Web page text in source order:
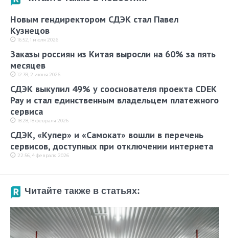
Новым гендиректором СДЭК стал Павел
Кузнецов
16:52, 1 июля 2026
Заказы россиян из Китая выросли на 60% за пять
месяцев
12:39, 2 июня 2026
СДЭК выкупил 49% у сооснователя проекта CDEK
Pay и стал единственным владельцем платежного
сервиса
18:28, 18 февраля 2026
СДЭК, «Купер» и «Самокат» вошли в перечень
сервисов, доступных при отключении интернета
22:56, 4 февраля 2026
Читайте также в статьях: